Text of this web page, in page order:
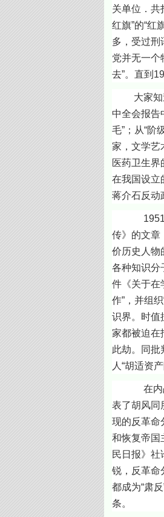
关单位．共
红旗”的“红
多，受过刑
党并无一个
去”。直到
大家知道
中全会报告
毛”；从“阶
家，文学艺
医药卫生界
在我国设立
蒋介石反动
1951年5
传》的文章
价历史人物
各种知识分
件《关于在
作”，并组
识界。时值
家都被迫在
此劫。同批
人“胡适资
在内战期
表了胡风同
现的反革命
和恢复帝国
民日报》社
锐，反革命
都成为“肃
条。